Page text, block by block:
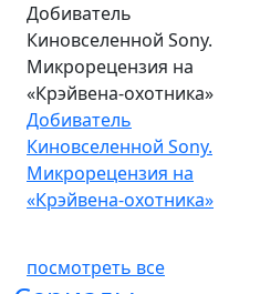
Добиватель
Киновселенной Sony.
Микрорецензия на
«Крэйвена-охотника»
Добиватель
Киновселенной Sony.
Микрорецензия на
«Крэйвена-охотника»
Сериалы